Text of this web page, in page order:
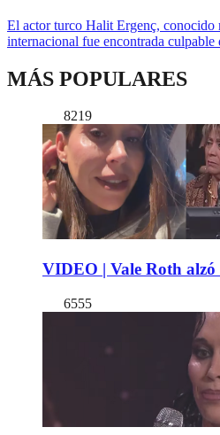
El actor turco Halit Ergenç, conocido
internacional fue encontrada
MÁS POPULARES
8219
VIDEO | Vale Roth
6555